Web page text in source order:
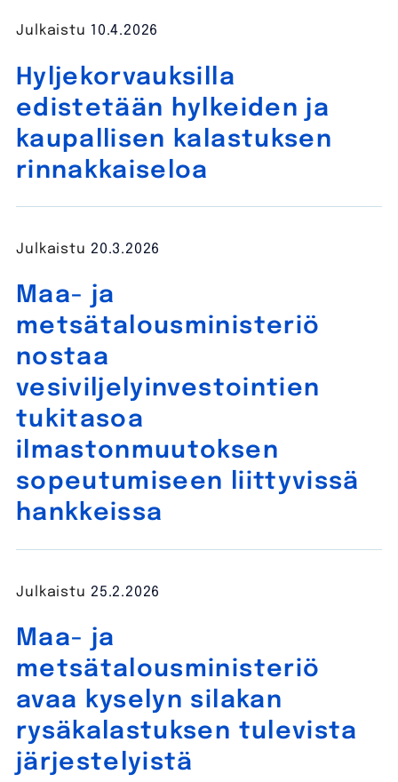
Hyljekorvauksilla
edistetään hylkeiden ja
kaupallisen kalastuksen
rinnakkaiseloa
Julkaistu 10.4.2026
Maa- ja
metsätalousministeriö
nostaa
vesiviljelyinvestointien
tukitasoa
ilmastonmuutoksen
sopeutumiseen liittyvissä
hankkeissa
Julkaistu 20.3.2026
Maa- ja
metsätalousministeriö
avaa kyselyn silakan
rysäkalastuksen tulevista
järjestelyistä
Julkaistu 25.2.2026